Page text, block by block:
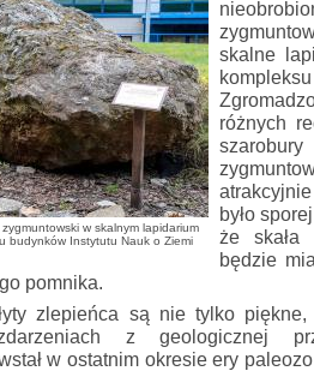
w skalnym lapidarium
budynków Instytutu Nauk o Ziemi
skalne
różnych
było
że skała
będzie
pomnika.
zlepieńca są nie tylko
z geologicznej
w ostatnim okresie ery